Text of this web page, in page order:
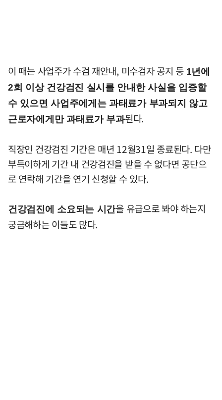
이 때는 사업주가 수검 재안내, 미수검자 공지 등 1년에
2회 이상 건강검진 실시를 안내한 사실을 입증할
수 있으면 사업주에게는 과태료가 부과되지 않고
근로자에게만 과태료가 부과된다.
직장인 건강검진 기간은 매년 12월31일 종료된다. 다만
부득이하게 기간 내 건강검진을 받을 수 없다면 공단으
로 연락해 기간을 연기 신청할 수 있다.
건강검진에 소요되는 시간을 유급으로 봐야 하는지
궁금해하는 이들도 많다.